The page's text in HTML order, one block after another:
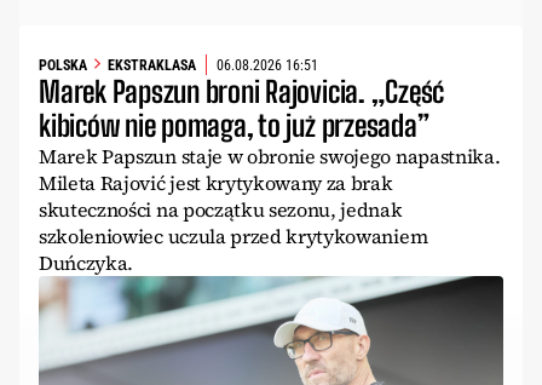
POLSKA EKSTRAKLASA 06.08.2026 16:51
Marek Papszun broni Rajovicia. „Część
kibiców nie pomaga, to już przesada”
Marek Papszun staje w obronie swojego napastnika.
Mileta Rajović jest krytykowany za brak
skuteczności na początku sezonu, jednak
szkoleniowiec uczula przed krytykowaniem
Duńczyka.